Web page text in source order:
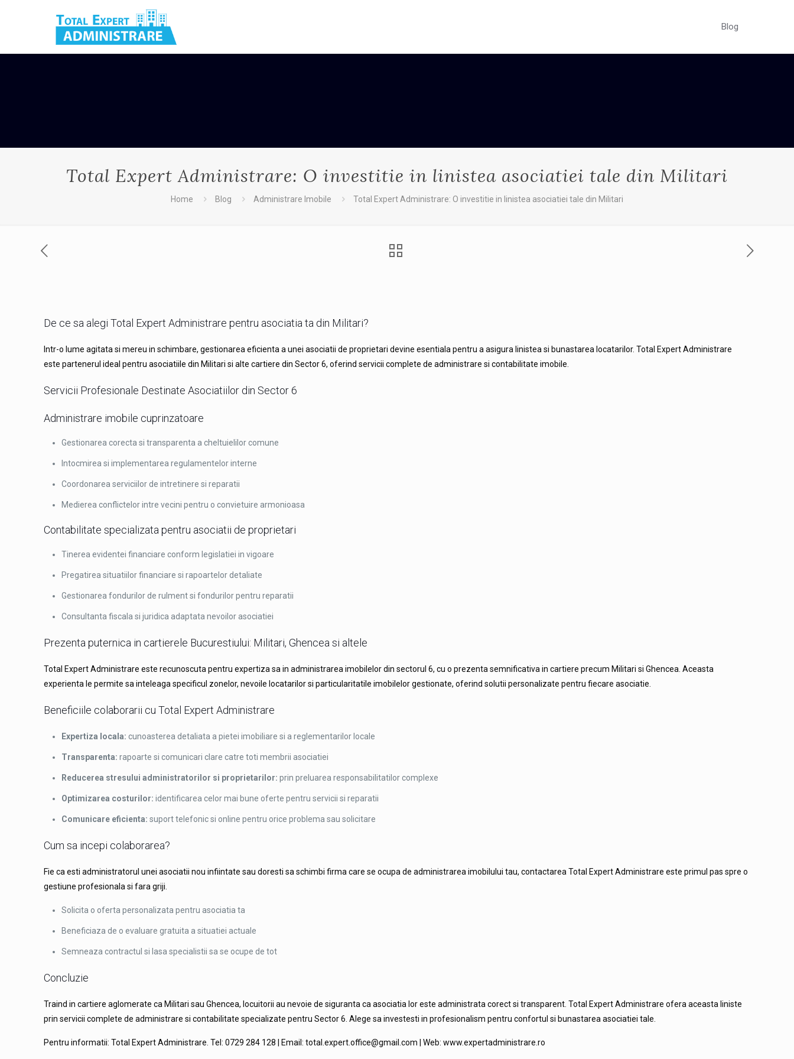
Blog
Total Expert Administrare: O investitie in linistea asociatiei tale din Militari
Home Blog Administrare Imobile Total Expert Administrare: O investitie in linistea asociatiei tale din Militari
De ce sa alegi Total Expert Administrare pentru asociatia ta din Militari?
Intr-o lume agitata si mereu in schimbare, gestionarea eficienta a unei asociatii de proprietari devine esentiala pentru a asigura linistea si bunastarea locatarilor. Total Expert Administrare
este partenerul ideal pentru asociatiile din Militari si alte cartiere din Sector 6, oferind servicii complete de administrare si contabilitate imobile.
Servicii Profesionale Destinate Asociatiilor din Sector 6
Administrare imobile cuprinzatoare
Gestionarea corecta si transparenta a cheltuielilor comune
Intocmirea si implementarea regulamentelor interne
Coordonarea serviciilor de intretinere si reparatii
Medierea conflictelor intre vecini pentru o convietuire armonioasa
Contabilitate specializata pentru asociatii de proprietari
Tinerea evidentei financiare conform legislatiei in vigoare
Pregatirea situatiilor financiare si rapoartelor detaliate
Gestionarea fondurilor de rulment si fondurilor pentru reparatii
Consultanta fiscala si juridica adaptata nevoilor asociatiei
Prezenta puternica in cartierele Bucurestiului: Militari, Ghencea si altele
Total Expert Administrare este recunoscuta pentru expertiza sa in administrarea imobilelor din sectorul 6, cu o prezenta semnificativa in cartiere precum Militari si Ghencea. Aceasta
experienta le permite sa inteleaga specificul zonelor, nevoile locatarilor si particularitatile imobilelor gestionate, oferind solutii personalizate pentru fiecare asociatie.
Beneficiile colaborarii cu Total Expert Administrare
Expertiza locala: cunoasterea detaliata a pietei imobiliare si a reglementarilor locale
Transparenta: rapoarte si comunicari clare catre toti membrii asociatiei
Reducerea stresului administratorilor si proprietarilor: prin preluarea responsabilitatilor complexe
Optimizarea costurilor: identificarea celor mai bune oferte pentru servicii si reparatii
Comunicare eficienta: suport telefonic si online pentru orice problema sau solicitare
Cum sa incepi colaborarea?
Fie ca esti administratorul unei asociatii nou infiintate sau doresti sa schimbi firma care se ocupa de administrarea imobilului tau, contactarea Total Expert Administrare este primul pas spre o
gestiune profesionala si fara griji.
Solicita o oferta personalizata pentru asociatia ta
Beneficiaza de o evaluare gratuita a situatiei actuale
Semneaza contractul si lasa specialistii sa se ocupe de tot
Concluzie
Traind in cartiere aglomerate ca Militari sau Ghencea, locuitorii au nevoie de siguranta ca asociatia lor este administrata corect si transparent. Total Expert Administrare ofera aceasta liniste
prin servicii complete de administrare si contabilitate specializate pentru Sector 6. Alege sa investesti in profesionalism pentru confortul si bunastarea asociatiei tale.
Pentru informatii: Total Expert Administrare. Tel: 0729 284 128 | Email: total.expert.office@gmail.com | Web: www.expertadministrare.ro